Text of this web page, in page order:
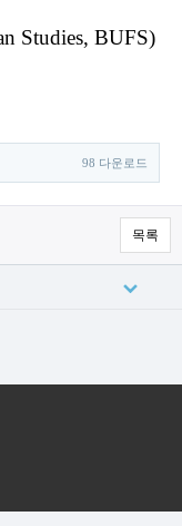
Studies, BUFS)
98 다운로드
목록